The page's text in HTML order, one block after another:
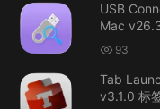
来源：
DaVinci Resolve Studio
v21.0.3 AIO 达芬奇世界顶级调
Mac长存
USB
Mac
息 93
Tab
v3.1.0 标